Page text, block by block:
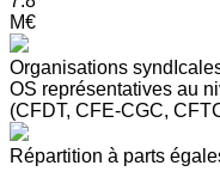
M€
Organisations
OS représentatives au
(CFDT, CFE-CGC,
Répartition à parts